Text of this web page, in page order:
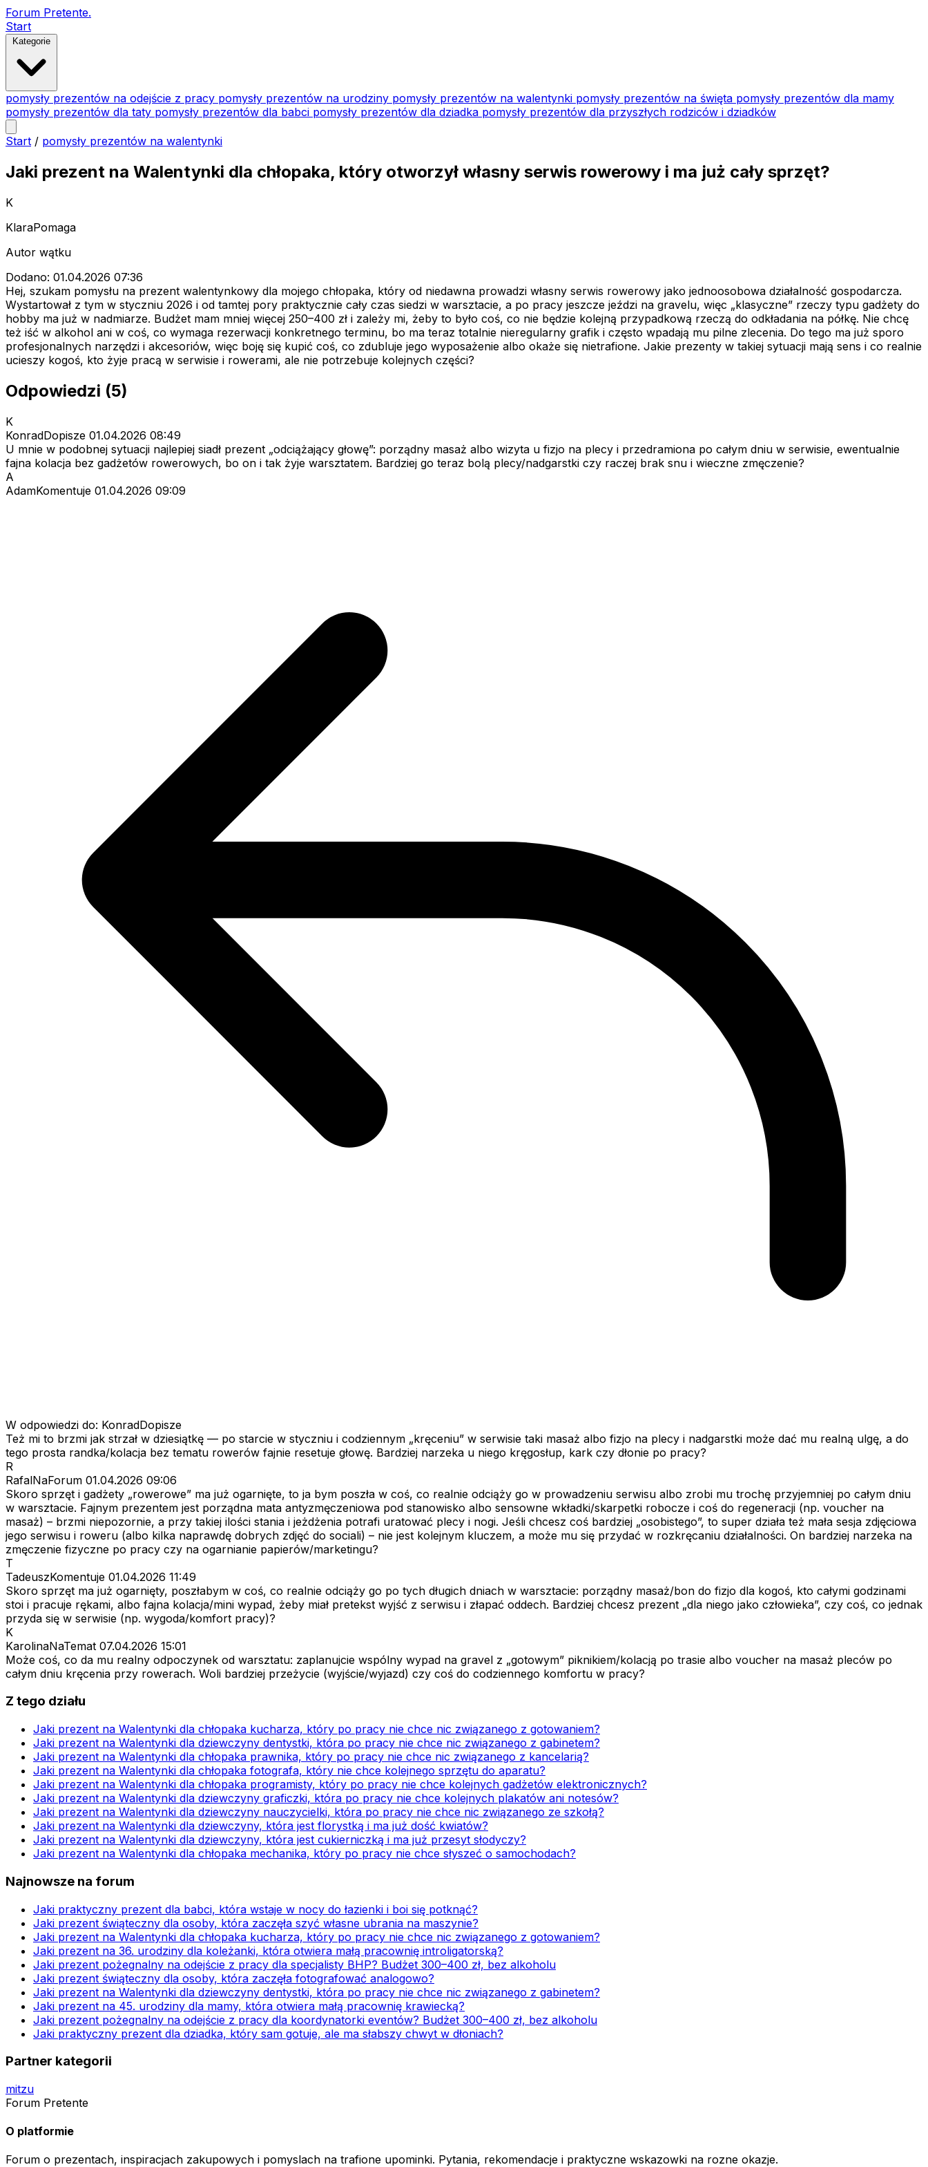
Forum Pretente.
Start
Kategorie
pomysły prezentów na odejście z pracy pomysły prezentów na urodziny pomysły prezentów na walentynki pomysły prezentów na święta pomysły prezentów dla mamy
pomysły prezentów dla taty pomysły prezentów dla babci pomysły prezentów dla dziadka pomysły prezentów dla przyszłych rodziców i dziadków
Start / pomysły prezentów na walentynki
Jaki prezent na Walentynki dla chłopaka, który otworzył własny serwis rowerowy i ma już cały sprzęt?
K
KlaraPomaga
Autor wątku
Dodano: 01.04.2026 07:36
Hej, szukam pomysłu na prezent walentynkowy dla mojego chłopaka, który od niedawna prowadzi własny serwis rowerowy jako jednoosobowa działalność gospodarcza.
Wystartował z tym w styczniu 2026 i od tamtej pory praktycznie cały czas siedzi w warsztacie, a po pracy jeszcze jeździ na gravelu, więc „klasyczne” rzeczy typu gadżety do
hobby ma już w nadmiarze. Budżet mam mniej więcej 250–400 zł i zależy mi, żeby to było coś, co nie będzie kolejną przypadkową rzeczą do odkładania na półkę. Nie chcę
też iść w alkohol ani w coś, co wymaga rezerwacji konkretnego terminu, bo ma teraz totalnie nieregularny grafik i często wpadają mu pilne zlecenia. Do tego ma już sporo
profesjonalnych narzędzi i akcesoriów, więc boję się kupić coś, co zdubluje jego wyposażenie albo okaże się nietrafione. Jakie prezenty w takiej sytuacji mają sens i co realnie
ucieszy kogoś, kto żyje pracą w serwisie i rowerami, ale nie potrzebuje kolejnych części?
Odpowiedzi (5)
K
KonradDopisze 01.04.2026 08:49
U mnie w podobnej sytuacji najlepiej siadł prezent „odciążający głowę”: porządny masaż albo wizyta u fizjo na plecy i przedramiona po całym dniu w serwisie, ewentualnie
fajna kolacja bez gadżetów rowerowych, bo on i tak żyje warsztatem. Bardziej go teraz bolą plecy/nadgarstki czy raczej brak snu i wieczne zmęczenie?
A
AdamKomentuje 01.04.2026 09:09
W odpowiedzi do: KonradDopisze
Też mi to brzmi jak strzał w dziesiątkę — po starcie w styczniu i codziennym „kręceniu” w serwisie taki masaż albo fizjo na plecy i nadgarstki może dać mu realną ulgę, a do
tego prosta randka/kolacja bez tematu rowerów fajnie resetuje głowę. Bardziej narzeka u niego kręgosłup, kark czy dłonie po pracy?
R
RafalNaForum 01.04.2026 09:06
Skoro sprzęt i gadżety „rowerowe” ma już ogarnięte, to ja bym poszła w coś, co realnie odciąży go w prowadzeniu serwisu albo zrobi mu trochę przyjemniej po całym dniu
w warsztacie. Fajnym prezentem jest porządna mata antyzmęczeniowa pod stanowisko albo sensowne wkładki/skarpetki robocze i coś do regeneracji (np. voucher na
masaż) – brzmi niepozornie, a przy takiej ilości stania i jeżdżenia potrafi uratować plecy i nogi. Jeśli chcesz coś bardziej „osobistego”, to super działa też mała sesja zdjęciowa
jego serwisu i roweru (albo kilka naprawdę dobrych zdjęć do sociali) – nie jest kolejnym kluczem, a może mu się przydać w rozkręcaniu działalności. On bardziej narzeka na
zmęczenie fizyczne po pracy czy na ogarnianie papierów/marketingu?
T
TadeuszKomentuje 01.04.2026 11:49
Skoro sprzęt ma już ogarnięty, poszłabym w coś, co realnie odciąży go po tych długich dniach w warsztacie: porządny masaż/bon do fizjo dla kogoś, kto całymi godzinami
stoi i pracuje rękami, albo fajna kolacja/mini wypad, żeby miał pretekst wyjść z serwisu i złapać oddech. Bardziej chcesz prezent „dla niego jako człowieka”, czy coś, co jednak
przyda się w serwisie (np. wygoda/komfort pracy)?
K
KarolinaNaTemat 07.04.2026 15:01
Może coś, co da mu realny odpoczynek od warsztatu: zaplanujcie wspólny wypad na gravel z „gotowym” piknikiem/kolacją po trasie albo voucher na masaż pleców po
całym dniu kręcenia przy rowerach. Woli bardziej przeżycie (wyjście/wyjazd) czy coś do codziennego komfortu w pracy?
Z tego działu
Jaki prezent na Walentynki dla chłopaka kucharza, który po pracy nie chce nic związanego z gotowaniem?
Jaki prezent na Walentynki dla dziewczyny dentystki, która po pracy nie chce nic związanego z gabinetem?
Jaki prezent na Walentynki dla chłopaka prawnika, który po pracy nie chce nic związanego z kancelarią?
Jaki prezent na Walentynki dla chłopaka fotografa, który nie chce kolejnego sprzętu do aparatu?
Jaki prezent na Walentynki dla chłopaka programisty, który po pracy nie chce kolejnych gadżetów elektronicznych?
Jaki prezent na Walentynki dla dziewczyny graficzki, która po pracy nie chce kolejnych plakatów ani notesów?
Jaki prezent na Walentynki dla dziewczyny nauczycielki, która po pracy nie chce nic związanego ze szkołą?
Jaki prezent na Walentynki dla dziewczyny, która jest florystką i ma już dość kwiatów?
Jaki prezent na Walentynki dla dziewczyny, która jest cukierniczką i ma już przesyt słodyczy?
Jaki prezent na Walentynki dla chłopaka mechanika, który po pracy nie chce słyszeć o samochodach?
Najnowsze na forum
Jaki praktyczny prezent dla babci, która wstaje w nocy do łazienki i boi się potknąć?
Jaki prezent świąteczny dla osoby, która zaczęła szyć własne ubrania na maszynie?
Jaki prezent na Walentynki dla chłopaka kucharza, który po pracy nie chce nic związanego z gotowaniem?
Jaki prezent na 36. urodziny dla koleżanki, która otwiera małą pracownię introligatorską?
Jaki prezent pożegnalny na odejście z pracy dla specjalisty BHP? Budżet 300–400 zł, bez alkoholu
Jaki prezent świąteczny dla osoby, która zaczęła fotografować analogowo?
Jaki prezent na Walentynki dla dziewczyny dentystki, która po pracy nie chce nic związanego z gabinetem?
Jaki prezent na 45. urodziny dla mamy, która otwiera małą pracownię krawiecką?
Jaki prezent pożegnalny na odejście z pracy dla koordynatorki eventów? Budżet 300–400 zł, bez alkoholu
Jaki praktyczny prezent dla dziadka, który sam gotuje, ale ma słabszy chwyt w dłoniach?
Partner kategorii
mitzu
Forum Pretente
O platformie
Forum o prezentach, inspiracjach zakupowych i pomyslach na trafione upominki. Pytania, rekomendacje i praktyczne wskazowki na rozne okazje.